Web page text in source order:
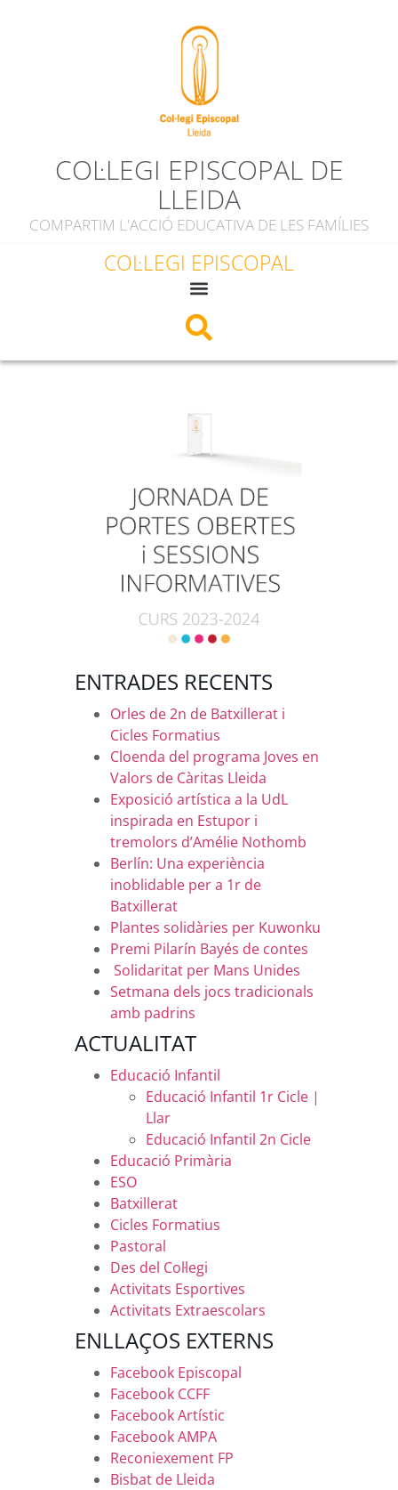
COL·LEGI EPISCOPAL DE
LLEIDA
COMPARTIM L'ACCIÓ EDUCATIVA DE LES FAMÍLIES
COL·LEGI EPISCOPAL
ENTRADES RECENTS
Orles de 2n de Batxillerat i
Cicles Formatius
Cloenda del programa Joves en
Valors de Càritas Lleida
Exposició artística a la UdL
inspirada en Estupor i
tremolors d’Amélie Nothomb
Berlín: Una experiència
inoblidable per a 1r de
Batxillerat
Plantes solidàries per Kuwonku
Premi Pilarín Bayés de contes
Solidaritat per Mans Unides
Setmana dels jocs tradicionals
amb padrins
ACTUALITAT
Educació Infantil
Educació Infantil 1r Cicle |
Llar
Educació Infantil 2n Cicle
Educació Primària
ESO
Batxillerat
Cicles Formatius
Pastoral
Des del Col·legi
Activitats Esportives
Activitats Extraescolars
ENLLAÇOS EXTERNS
Facebook Episcopal
Facebook CCFF
Facebook Artístic
Facebook AMPA
Reconiexement FP
Bisbat de Lleida